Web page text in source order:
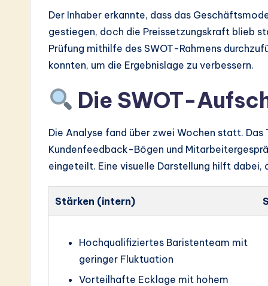
Der Inhaber erkannte, dass das
gestiegen, doch die Preissetzungskraft blieb
Prüfung mithilfe des SWOT-Rahmens
konnten, um die Ergebnislage zu verbessern.
Die SWOT-
Die Analyse fand über zwei Wochen statt.
Kundenfeedback-Bögen und
eingeteilt. Eine visuelle Darstellung hilft dabei,
Stärken (intern)
Hochqualifiziertes Baristenteam mit
geringer Fluktuation
Vorteilhafte Ecklage mit hohem